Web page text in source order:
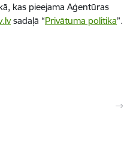
kas pieejama Aģentūras
sadaļā “Privātuma politika”.